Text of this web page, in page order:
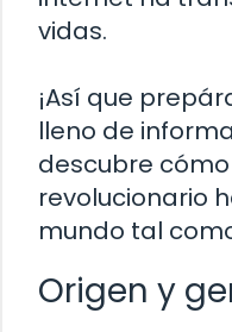
vidas.
¡Así que
lleno de
descubre
revolucionario
mundo tal
Origen y